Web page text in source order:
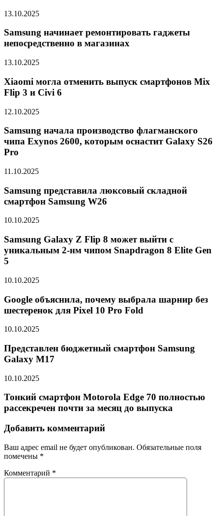
13.10.2025
Samsung начинает ремонтировать гаджеты
непосредственно в магазинах
13.10.2025
Xiaomi могла отменить выпуск смартфонов Mix
Flip 3 и Civi 6
12.10.2025
Samsung начала производство флагманского
чипа Exynos 2600, которым оснастит Galaxy S26
Pro
11.10.2025
Samsung представила люксовый складной
смартфон Samsung W26
10.10.2025
Samsung Galaxy Z Flip 8 может выйти с
уникальным 2-нм чипом Snapdragon 8 Elite Gen
5
10.10.2025
Google объяснила, почему выбрала шарнир без
шестеренок для Pixel 10 Pro Fold
10.10.2025
Представлен бюджетный смартфон Samsung
Galaxy M17
10.10.2025
Тонкий смартфон Motorola Edge 70 полностью
рассекречен почти за месяц до выпуска
Добавить комментарий
Ваш адрес email не будет опубликован. Обязательные поля
помечены *
Комментарий *